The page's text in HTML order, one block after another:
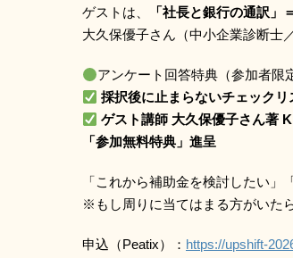
ゲストは、 「社長と銀行の通訳」
大久保優子さん（中小企業診断士
アンケート回答特典（参加者限
採択後に止まらないチェックリ
ゲスト講師 大久保優子さん著
「参加無料特典」進呈
「これから補助金を検討したい」
※もし周りに当てはまる方がいた
申込（Peatix）： https://upshift-